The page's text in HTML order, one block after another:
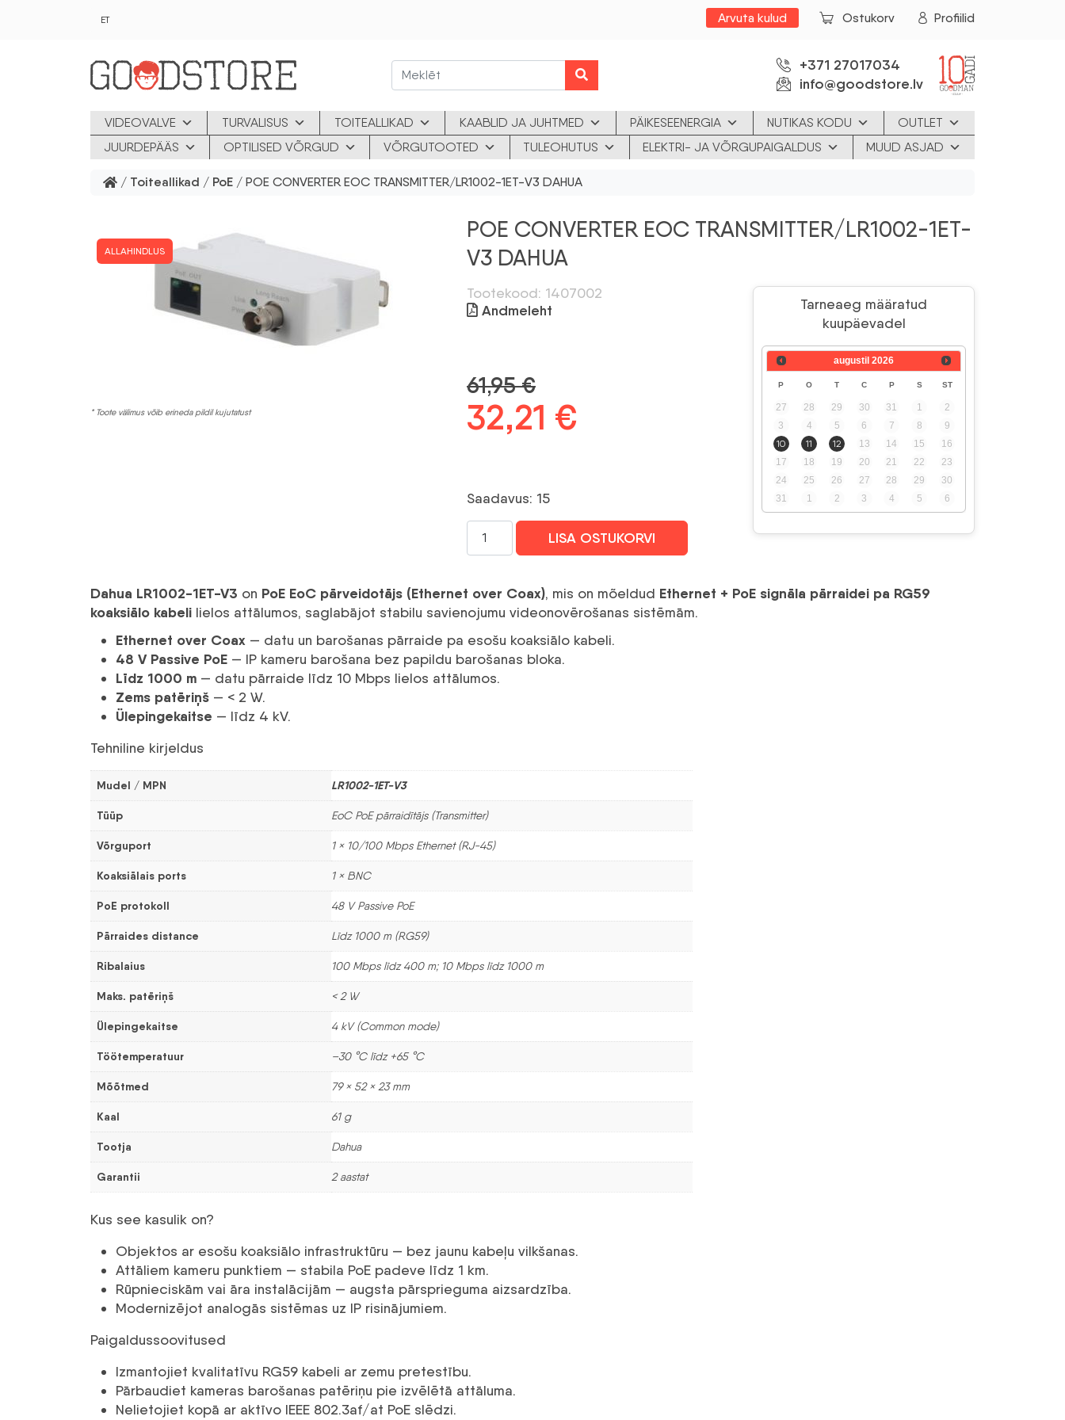
ET Arvuta kulud Ostukorv Profiilid
+371 27017034
info@goodstore.lv
VIDEOVALVE TURVALISUS TOITEALLIKAD KAABLID JA JUHTMED PÄIKESEENERGIA NUTIKAS KODU
OUTLET
JUURDEPÄÄS
OPTILISED VÕRGUD VÕRGUTOOTED TULEOHUTUS ELEKTRI- JA VÕRGUPAIGALDUS MUUD ASJAD
/ Toiteallikad / PoE / POE CONVERTER EOC TRANSMITTER/LR1002-1ET-V3 DAHUA
ALLAHINDLUS
* Toote välimus võib erineda pildil kujutatust
POE CONVERTER EOC TRANSMITTER/LR1002-1ET-
V3 DAHUA
Tootekood: 1407002
Andmeleht
Tarneaeg määratud
kuupäevadel
augustil 2026
P O T C P S ST
27 28 29 30 31 1
2
3
4 5 6 7 8
9
10
11 12 13 14 15
16
17
18 19 20 21 22
23
24
25 26 27 28 29
30
31
1 2 3 4 5 6
61,95€
Algne
oli:
61,95 €.
32,21 €
32,21 €.
Saadavus: 15
CONVERTER
TRANSMITTER/LR1002-
1ET-
V3
DAHUA
kogus
LISA OSTUKORVI
Dahua LR1002-1ET-V3 on PoE EoC pārveidotājs (Ethernet over Coax), mis on mõeldud Ethernet + PoE signāla pārraidei pa RG59
koaksiālo kabeli lielos attālumos, saglabājot stabilu savienojumu videonovērošanas sistēmām.
Ethernet over Coax — datu un barošanas pārraide pa esošu koaksiālo kabeli.
48 V Passive PoE — IP kameru barošana bez papildu barošanas bloka.
Līdz 1000 m — datu pārraide līdz 10 Mbps lielos attālumos.
Zems patēriņš — < 2 W.
Ülepingekaitse — līdz 4 kV.
Tehniline kirjeldus
Mudel / MPN LR1002-1ET-V3
Tüüp EoC PoE pārraidītājs (Transmitter)
Võrguport 1 × 10/100 Mbps Ethernet (RJ-45)
Koaksiālais ports 1 × BNC
PoE protokoll 48 V Passive PoE
Pārraides distance Līdz 1000 m (RG59)
Ribalaius 100 Mbps līdz 400 m; 10 Mbps līdz 1000 m
Maks. patēriņš < 2 W
Ülepingekaitse 4 kV (Common mode)
Töötemperatuur –30 °C līdz +65 °C
Mõõtmed 79 × 52 × 23 mm
Kaal 61 g
Tootja Dahua
Garantii 2 aastat
Kus see kasulik on?
Objektos ar esošu koaksiālo infrastruktūru — bez jaunu kabeļu vilkšanas.
Attāliem kameru punktiem — stabila PoE padeve līdz 1 km.
Rūpnieciskām vai āra instalācijām — augsta pārsprieguma aizsardzība.
Modernizējot analogās sistēmas uz IP risinājumiem.
Paigaldussoovitused
Izmantojiet kvalitatīvu RG59 kabeli ar zemu pretestību.
Pārbaudiet kameras barošanas patēriņu pie izvēlētā attāluma.
Nelietojiet kopā ar aktīvo IEEE 802.3af/at PoE slēdzi.